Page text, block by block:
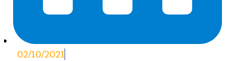
02/10/2021